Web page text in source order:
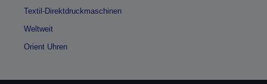
Textil-Direktdruckmaschinen
Weltweit
Orient Uhren